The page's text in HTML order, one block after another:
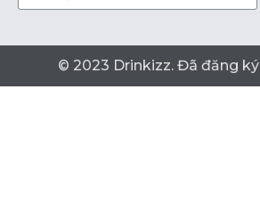
© 2023 Drinkizz. Đã đăng